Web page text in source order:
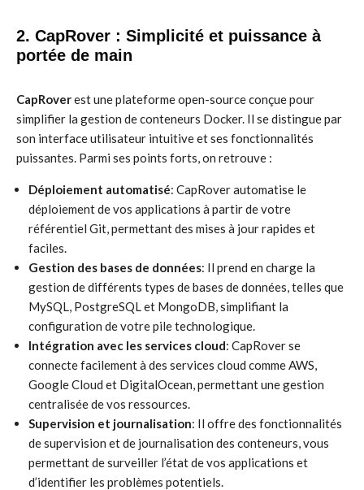
2. CapRover : Simplicité et puissance à
portée de main
CapRoverest une plateforme open-source conçue pour
simplifier la gestion de conteneurs Docker. Il se distingue par
son interface utilisateur intuitive et ses fonctionnalités
puissantes. Parmi ses points forts, on retrouve :
Déploiement automatisé: CapRover automatise le
déploiement de vos applications à partir de votre
référentiel Git, permettant des mises à jour rapides et
faciles.
Gestion des bases de données: Il prend en charge la
gestion de différents types de bases de données, telles que
MySQL, PostgreSQL et MongoDB, simplifiant la
configuration de votre pile technologique.
Intégration avec les services cloud: CapRover se
connecte facilement à des services cloud comme AWS,
Google Cloud et DigitalOcean, permettant une gestion
centralisée de vos ressources.
Supervision et journalisation: Il offre des fonctionnalités
de supervision et de journalisation des conteneurs, vous
permettant de surveiller l’état de vos applications et
d’identifier les problèmes potentiels.